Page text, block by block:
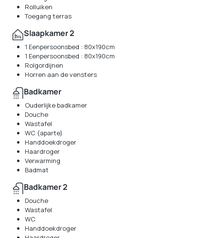
Rolluiken
Toegang terras
Slaapkamer 2
1 Eenpersoonsbed : 80x190cm
1 Eenpersoonsbed : 80x190cm
Rolgordijnen
Horren aan de vensters
Badkamer
Ouderlijke badkamer
Douche
Wastafel
WC (aparte)
Handdoekdroger
Haardroger
Verwarming
Badmat
Badkamer 2
Douche
Wastafel
WC
Handdoekdroger